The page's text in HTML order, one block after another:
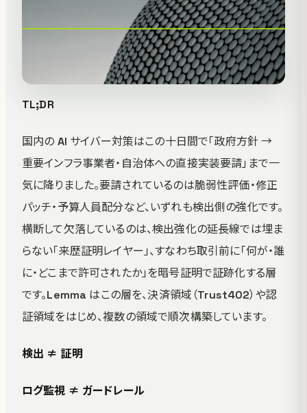
TL;DR
国内の AI サイバー対策はこの十日間で「政府方針 →
重要インフラ事業者・自治体への直接実装要請」まで一
気に降りました。要請されているのは脆弱性評価・修正
パッチ・予算人員配分など、いずれも検出側の強化です。
横断して欠落しているのは、検出強化の延長線では埋ま
らない「来歴証明レイヤー」、すなわち取引前に「何が・誰
に・どこまで許可されたか」を暗号証明で証跡化する層
です。Lemma はこの層を、決済領域（Trust402）や認
証領域をはじめ、複数の領域で順次構築しています。
検出 ≠ 証明
ログ監視 ≠ ガードレール